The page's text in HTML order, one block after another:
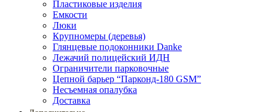
Пластиковые изделия
Емкости
Люки
Крупномеры (деревья)
Глянцевые подоконники Danke
Лежачий полицейский ИДН
Ограничители парковочные
Цепной барьер “Парконд-180 GSM”
Несъемная опалубка
Доставка